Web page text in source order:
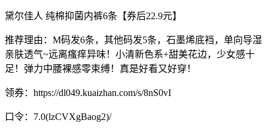
黛尔佳人 纯棉抑菌内裤6条【券后22.9元】
推荐理由：M码发6条，其他码发5条，石墨烯底裆，单向导湿
亲肤透气~远离瘙痒异味！小清新色系+甜美花边，少女感十
足！弹力中腰裸感零束缚！真是好看又好穿！
领券：https://dl049.kuaizhan.com/s/8nS0vI
口令：7.0(lzCVXgBaog2)/